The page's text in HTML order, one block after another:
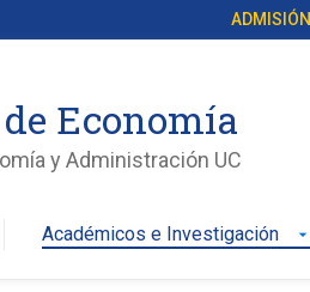
ADMISIÓN
Economía
y Administración UC
Académicos e Investigación arrow_drop_down